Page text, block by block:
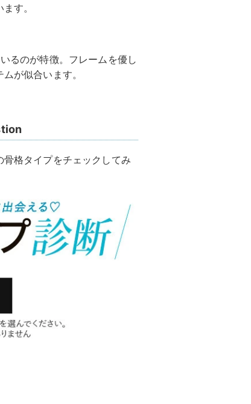
す。
るのが特徴。フレームを優し
が似合います。
格タイプをチェックしてみ